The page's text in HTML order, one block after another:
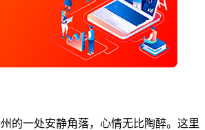
的一处安静角落，心情无比陶醉。这里